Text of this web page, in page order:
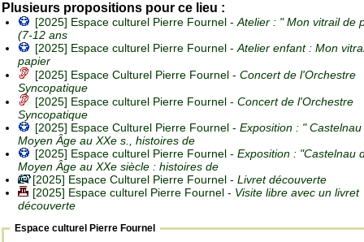
Plusieurs propositions pour ce lieu :
[2025] Espace culturel Pierre Fournel -Atelier : " Mon vitrail de
(7-12 ans
[2025] Espace culturel Pierre Fournel -Atelier enfant : Mon
papier
[2025] Espace Culturel Pierre Fournel - Concert de l'Orchestre
Syncopatique
[2025] Espace culturel Pierre Fournel - Concert de l'Orchestre
Syncopatique
[2025] Espace Culturel Pierre Fournel - Exposition : " Castelnau
Moyen Âge au XXe s., histoires de
[2025] Espace culturel Pierre Fournel - Exposition : "Castelnau
Moyen Âge au XXe siècle : histoires de
[2025] Espace Culturel Pierre Fournel - Livret découverte
[2025] Espace culturel Pierre Fournel - Visite libre avec un livret
découverte
Espace culturel Pierre Fournel